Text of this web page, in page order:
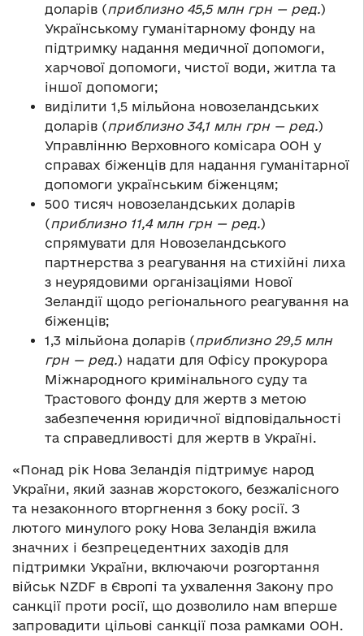
доларів (приблизно 45,5 млн грн — ред.)
Українському гуманітарному фонду на
підтримку надання медичної допомоги,
харчової допомоги, чистої води, житла та
іншої допомоги;
виділити 1,5 мільйона новозеландських
доларів (приблизно 34,1 млн грн — ред.)
Управлінню Верховного комісара ООН у
справах біженців для надання гуманітарної
допомоги українським біженцям;
500 тисяч новозеландських доларів
(приблизно 11,4 млн грн — ред.)
спрямувати для Новозеландського
партнерства з реагування на стихійні лиха
з неурядовими організаціями Нової
Зеландії щодо регіонального реагування на
біженців;
1,3 мільйона доларів (приблизно 29,5 млн
грн — ред.) надати для Офісу прокурора
Міжнародного кримінального суду та
Трастового фонду для жертв з метою
забезпечення юридичної відповідальності
та справедливості для жертв в Україні.
«Понад рік Нова Зеландія підтримує народ
України, який зазнав жорстокого, безжалісного
та незаконного вторгнення з боку росії. З
лютого минулого року Нова Зеландія вжила
значних і безпрецедентних заходів для
підтримки України, включаючи розгортання
військ NZDF в Європі та ухвалення Закону про
санкції проти росії, що дозволило нам вперше
запровадити цільові санкції поза рамками ООН.